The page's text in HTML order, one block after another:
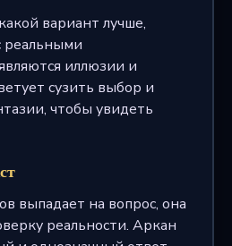
вариант лучше,
реальными
иллюзии и
сузить выбор и
чтобы увидеть
выпадает на вопрос, она
реальности. Аркан